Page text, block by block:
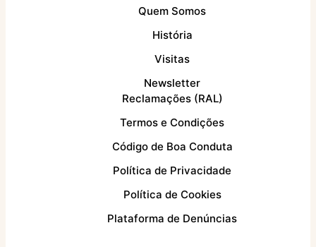
Quem Somos
História
Visitas
Newsletter
Reclamações (RAL)
Termos e Condições
Código de Boa Conduta
Política de Privacidade
Política de Cookies
Plataforma de Denúncias